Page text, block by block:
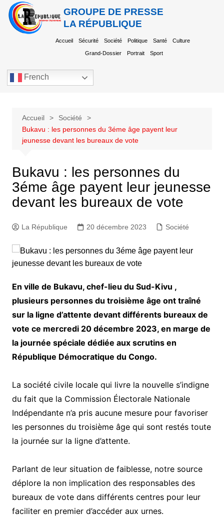
GROUPE DE PRESSE
LA RÉPUBLIQUE
Accueil Sécurité Société Politique Santé Culture
Grand-Dossier Portrait Sport
French
Accueil
Société
Bukavu : les personnes du 3éme âge payent leur
jeunesse devant les bureaux de vote
Bukavu : les personnes du
3éme âge payent leur jeunesse
devant les bureaux de vote
La République 20 décembre 2023 Société
En ville de Bukavu, chef-lieu du Sud-Kivu ,
plusieurs personnes du troisième âge ont traîné
sur la ligne d’attente devant différents bureaux de
vote ce mercredi 20 décembre 2023, en marge de
la journée spéciale dédiée aux scrutins en
République Démocratique du Congo.
La société civile locale qui livre la nouvelle s’indigne
du fait que la Commission Électorale Nationale
Indépendante n’a pris aucune mesure pour favoriser
les personnes du troisième âge qui sont restés toute
la journée sur la ligne d’attente.
Parlant de leur situation de faiblesse, notre source
déplore la non implication des responsables des
bureaux de vote dans différents centres pour leur
faciliter en premier d’accéder aux urnes.